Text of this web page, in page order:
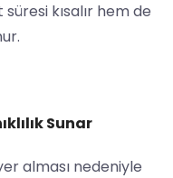
kısalır hem de
Sunar
alması nedeniyle